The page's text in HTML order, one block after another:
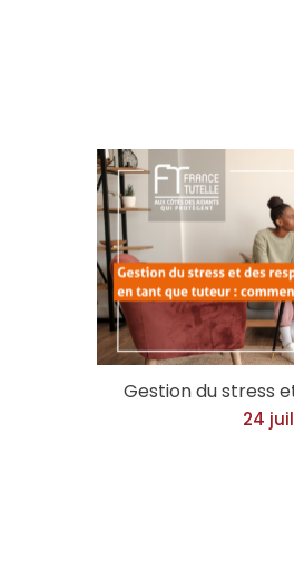
Gestion du stress
24